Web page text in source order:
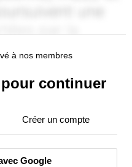
à nos membres
continuer
Créer un compte
Google